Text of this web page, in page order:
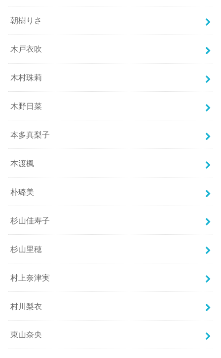
朝樹りさ
木戸衣吹
木村珠莉
木野日菜
本多真梨子
本渡楓
朴璐美
杉山佳寿子
杉山里穂
村上奈津実
村川梨衣
東山奈央